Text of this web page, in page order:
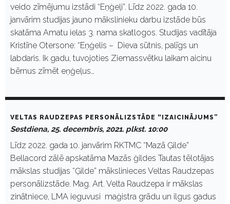
veido zīmējumu izstādi “Eņģeļi”. Līdz 2022. gada 10.
janvārim studijas jauno mākslinieku darbu izstāde būs
skatāma Amatu ielas 3. nama skatlogos. Studijas vadītāja
Kristīne Otersone: “Eņģelis – Dieva sūtnis, palīgs un
labdaris. Ik gadu, tuvojoties Ziemassvētku laikam aicinu
bērnus zīmēt eņģeļus…
VELTAS RAUDZEPAS PERSONĀLIZSTĀDE “IZAICINĀJUMS”
Sestdiena, 25. decembris, 2021. plkst. 10:00
Līdz 2022. gada 10. janvārim RKTMC “Mazā Ģilde”
Bellacord zālē apskatāma Mazās ģildes Tautas tēlotājas
mākslas studijas “Ģilde” mākslinieces Veltas Raudzepas
personālizstāde. Mag. Art. Velta Raudzepa ir mākslas
zinātniece, LMA ieguvusi maģistra grādu un ilgus gadus